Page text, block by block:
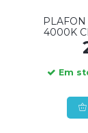
PLAFON
4000K
Em